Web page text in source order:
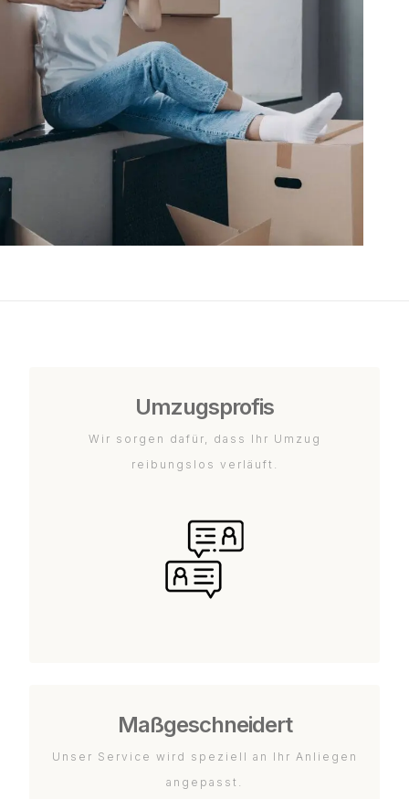
Umzugsprofis
Wir sorgen dafür, dass Ihr Umzug
reibungslos verläuft.
Maßgeschneidert
Unser Service wird speziell an Ihr Anliegen
angepasst.